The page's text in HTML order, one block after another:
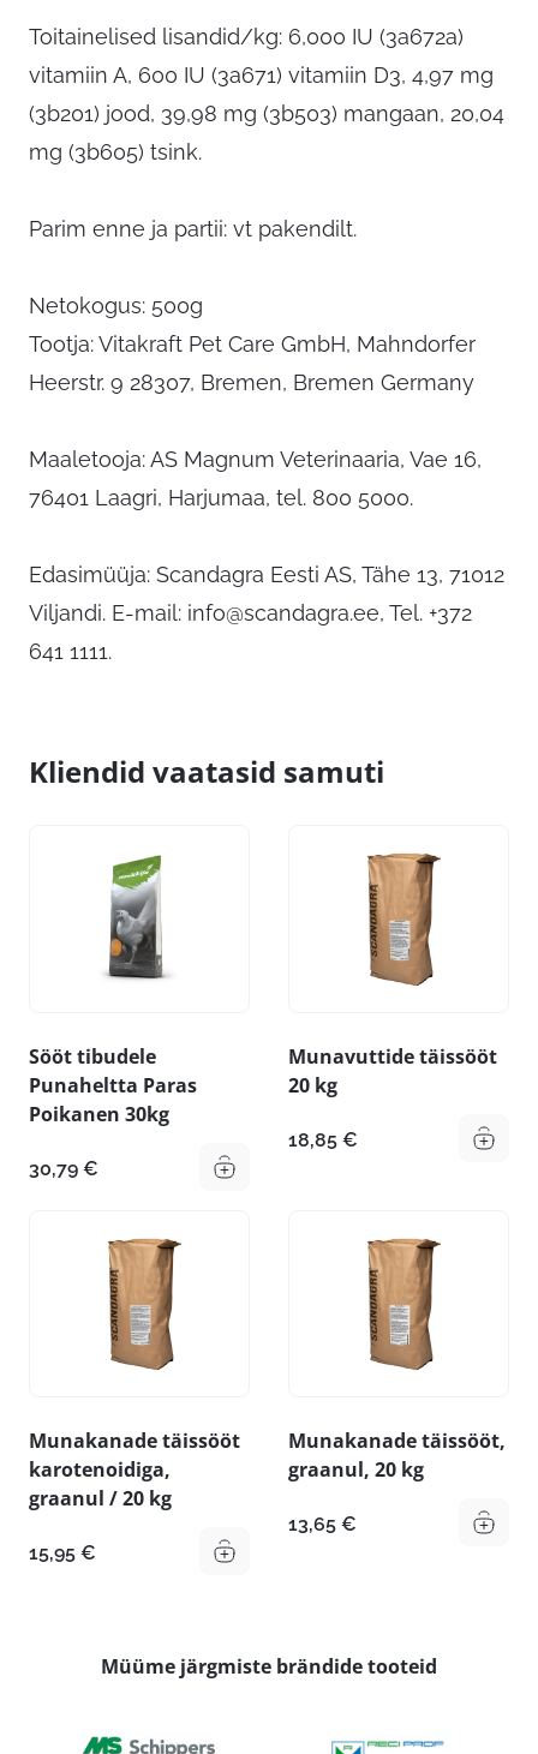
Toitainelised lisandid/kg: 6,000 IU (3a672a)
vitamiin A, 600 IU (3a671) vitamiin D3, 4,97 mg
(3b201) jood, 39,98 mg (3b503) mangaan, 20,04
mg (3b605) tsink.
Parim enne ja partii: vt pakendilt.
Netokogus: 500g
Tootja: Vitakraft Pet Care GmbH, Mahndorfer
Heerstr. 9 28307, Bremen, Bremen Germany
Maaletooja: AS Magnum Veterinaaria, Vae 16,
76401 Laagri, Harjumaa, tel. 800 5000.
Edasimüüja: Scandagra Eesti AS, Tähe 13, 71012
Viljandi. E-mail: info@scandagra.ee, Tel. +372
641 1111.
Kliendid vaatasid samuti
Sööt tibudele
Punaheltta Paras
Poikanen 30kg
30,79 €
Munavuttide täissööt
20 kg
18,85 €
Munakanade täissööt
karotenoidiga,
graanul / 20 kg
15,95 €
Munakanade täissööt,
graanul, 20 kg
13,65 €
Müüme järgmiste brändide tooteid